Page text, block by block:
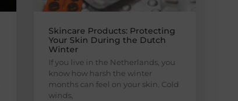
Skincare Products: Protecting
Your Skin During the Dutch
Winter
If you live in the Netherlands, you
know how harsh the winter
months can feel on your skin. Cold
winds,